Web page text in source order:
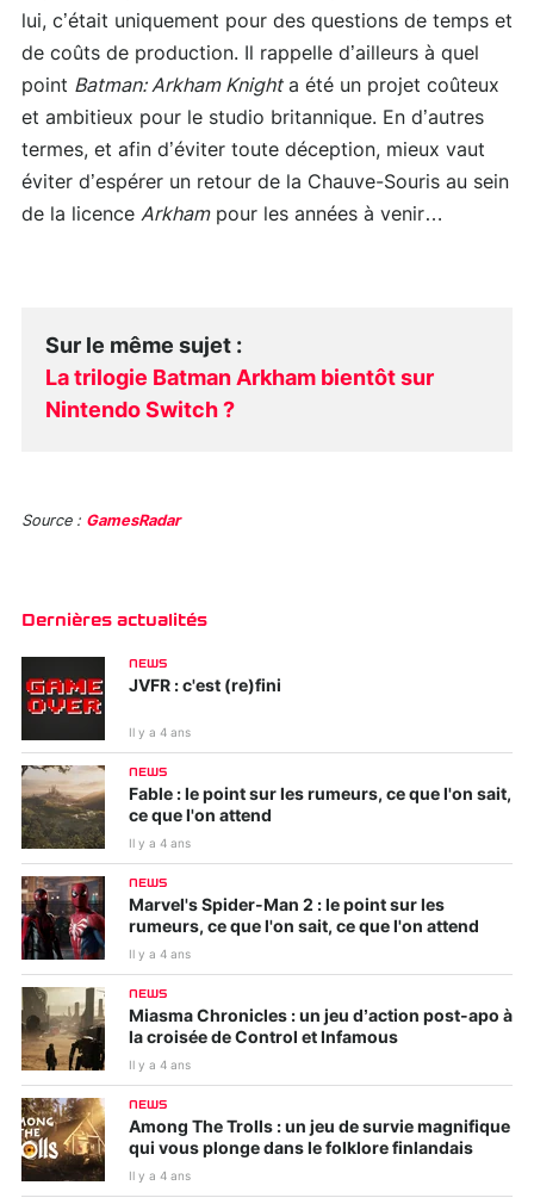
lui, c’était uniquement pour des questions de temps et
de coûts de production. Il rappelle d’ailleurs à quel
point Batman: Arkham Knighta été un projet coûteux
et ambitieux pour le studio britannique. En d’autres
termes, et afin d’éviter toute déception, mieux vaut
éviter d’espérer un retour de la Chauve-Souris au sein
de la licence Arkhampour les années à venir…
Sur le même sujet :
La trilogie Batman Arkham bientôt sur
Nintendo Switch ?
Source : GamesRadar
Dernières actualités
NEWS
JVFR : c'est (re)fini
Il y a 4 ans
NEWS
Fable : le point sur les rumeurs, ce que l'on sait,
ce que l'on attend
Il y a 4 ans
NEWS
Marvel's Spider-Man 2 : le point sur les
rumeurs, ce que l'on sait, ce que l'on attend
Il y a 4 ans
NEWS
Miasma Chronicles : un jeu d’action post-apo à
la croisée de Control et Infamous
Il y a 4 ans
NEWS
Among The Trolls : un jeu de survie magnifique
qui vous plonge dans le folklore finlandais
Il y a 4 ans